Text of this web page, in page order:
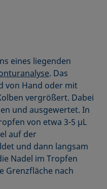
eines liegenden
. Das
von Hand oder mit
vergrößert. Dabei
und ausgewertet. In
von etwa 3-5 µL
auf der
und dann langsam
Nadel im Tropfen
Grenzfläche nach